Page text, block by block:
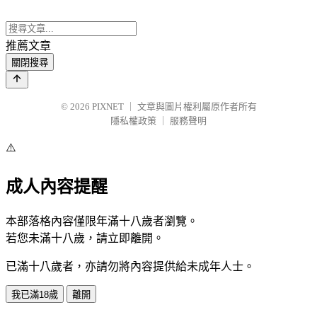
推薦文章
關閉搜尋
© 2026 PIXNET
文章與圖片權利屬原作者所有
隱私權政策
服務聲明
⚠️
成人內容提醒
本部落格內容僅限年滿十八歲者瀏覽。
若您未滿十八歲，請立即離開。
已滿十八歲者，亦請勿將內容提供給未成年人士。
我已滿18歲 離開